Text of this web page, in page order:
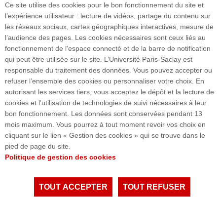
Bibliothèque
Plan du site
Accueil des publics internationaux
54, boulevard Desgranges - 92331 Sceaux cedex I
FRANCE
Tél. : +33 1 40 91 17 00 / 18 81
accueil.jean-monnet@universite-paris-saclay.fr
Tous droits réservés Université Paris-Saclay
Ce site utilise des cookies pour le bon fonctionnement du site et
l’expérience utilisateur : lecture de vidéos, partage du contenu sur
les réseaux sociaux, cartes géographiques interactives, mesure de
l’audience des pages. Les cookies nécessaires sont ceux liés au
fonctionnement de l'espace connecté et de la barre de notification
qui peut être utilisée sur le site. L’Université Paris-Saclay est
responsable du traitement des données. Vous pouvez accepter ou
refuser l’ensemble des cookies ou personnaliser votre choix. En
autorisant les services tiers, vous acceptez le dépôt et la lecture de
cookies et l'utilisation de technologies de suivi nécessaires à leur
bon fonctionnement. Les données sont conservées pendant 13
mois maximum. Vous pourrez à tout moment revoir vos choix en
cliquant sur le lien « Gestion des cookies » qui se trouve dans le
pied de page du site.
Politique de gestion des cookies
TOUT ACCEPTER TOUT REFUSER